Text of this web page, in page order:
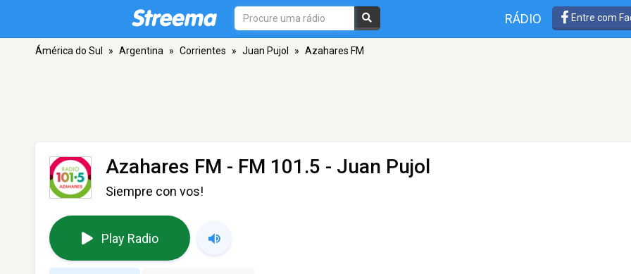
RÁDIO Entre com
Ámérica do Sul » Argentina » Corrientes » Juan Pujol » Azahares FM
Azahares FM - FM 101.5 - Juan Pujol
Siempre con vos!
Play Radio